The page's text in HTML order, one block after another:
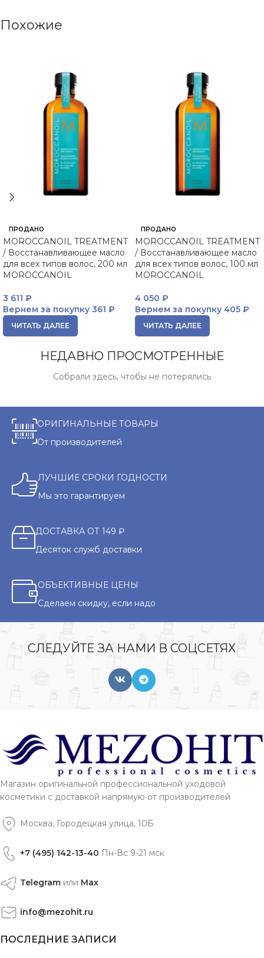
Похожие
ПРОДАНО
MOROCCANOIL TREATMENT
/ Восстанавливающее масло
для всех типов волос, 200 мл
MOROCCANOIL
3 611 ₽
Вернем за покупку 361 ₽
ЧИТАТЬ ДАЛЕЕ
ПРОДАНО
MOROCCANOIL TREATMENT
/ Восстанавливающее масло
для всех типов волос, 100 мл
MOROCCANOIL
4 050 ₽
Вернем за покупку 405 ₽
ЧИТАТЬ ДАЛЕЕ
НЕДАВНО ПРОСМОТРЕННЫЕ
Собрали здесь, чтобы не потерялись
ОРИГИНАЛЬНЫЕ ТОВАРЫ
От производителей
ЛУЧШИЕ СРОКИ ГОДНОСТИ
Мы это гарантируем
ДОСТАВКА ОТ 149 ₽
Десяток служб доставки
ОБЪЕКТИВНЫЕ ЦЕНЫ
Сделаем скидку, если надо
СЛЕДУЙТЕ ЗА НАМИ В СОЦСЕТЯХ
Магазин оригинальной профессиональной уходовой
косметики с доставкой напрямую от производителей
Москва, Городецкая улица, 10Б
+7 (495) 142-13-40 Пн-Вс 9-21 мск
Telegram или Max
info@mezohit.ru
ПОСЛЕДНИЕ ЗАПИСИ